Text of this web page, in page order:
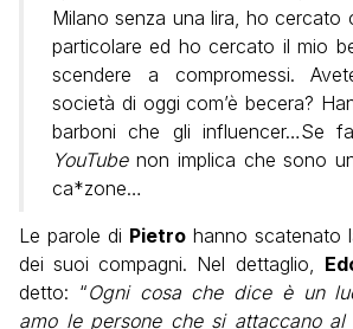
Milano senza una lira, ho cercato
particolare ed ho cercato il mio
scendere a compromessi.
società di oggi com’è becera?
barboni che gli influencer…Se
YouTubenon implica che sono
ca*zone…
Le parole di Pietro hanno scatenato
dei suoi compagni. Nel dettaglio,
detto: “Ogni cosa che dice è un
amo le persone che si attaccano